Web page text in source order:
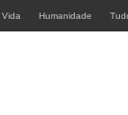
Vida Humanidade